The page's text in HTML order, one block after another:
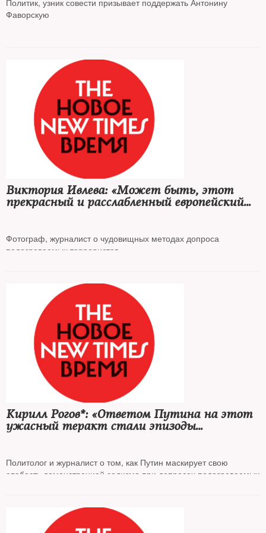
Политик, узник совести призывает поддержать Антонину
Фаворскую
Виктория Ивлева: «Может быть, этот
прекрасный и расслабленный европейский
Фотограф, журналист о чудовищных методах допроса
подозреваемых террористов
Кирилл Рогов*: «Ответом Путина на этот
ужасный теракт стали эпизоды
Политолог и журналист о том, как Путин маскирует свою
слабость демонстрацией садизма при допросах подозреваемых